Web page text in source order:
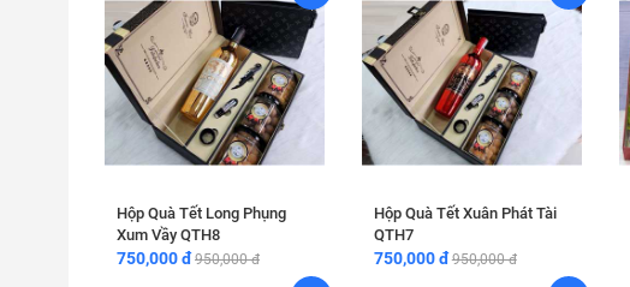
Hộp Quà Tết Long Phụng
Xum Vầy QTH8
750,000 đ950,000 đ
Hộp Quà Tết Xuân Phát Tài
QTH7
750,000 đ950,000 đ